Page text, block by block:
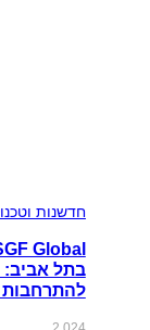
חדשנות
בתל
להתרחבות